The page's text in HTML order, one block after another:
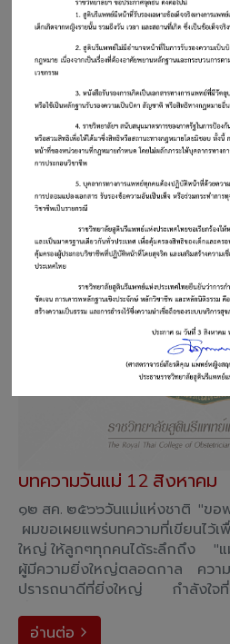
ประกาศการรับสมัครแพทย์ประจ
การฝึกอบรม 2569 รอบที่ 2
สาระสุขภาพ
บทความวันแม่ 12 สิงหาคม
๑๒ สค. ๒๕๖๖วันแม่แห่งชาติ "ขอ
ผมขอเผยแพร่บทความที่เขียนไว้
ใหญ่ ให้ลูกๆทุกคนได้ระลึกถึง "
ผู้มีความยิ่งใหญ่ตลอดกาล คว
ปรารถนาดีที่ยิ่งใหญ่ กำลังใจ
อ่านต่อ
arrow_forward_ios